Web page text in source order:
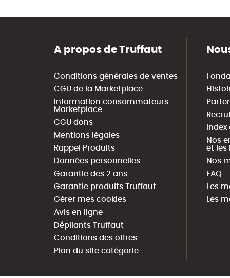
A propos de Truffaut
Conditions générales de ventes
CGU de la Marketplace
Information consommateurs
Marketplace
CGU dons
Mentions légales
Rappel Produits
Données personnelles
Garantie des 2 ans
Garantie produits Truffaut
Gérer mes cookies
Avis en ligne
Dépliants Truffaut
Conditions des offres
Plan du site catégorie
Nos
et les
Nos
FAQ
Les
Les